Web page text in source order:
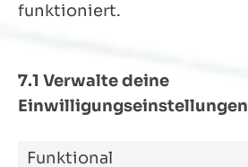
funktioniert.
7.1 Verwalte deine
Einwilligungseinstellungen
Funktional